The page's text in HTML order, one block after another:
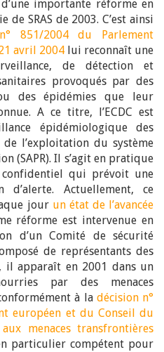
importante réforme en
de SRAS de 2003. C’est ainsi
851/2004 du Parlement
avril 2004 lui reconnaît une
de détection et
provoqués par des
des épidémies que leur
A ce titre, l’ECDC est
épidémiologique des
l’exploitation du système
(SAPR). Il s’agit en pratique
qui prévoit une
Actuellement, ce
jour un état de l’avancée
réforme est intervenue en
d’un Comité de sécurité
de représentants des
il apparaît en 2001 dans un
par des menaces
à la décision n°
européen et du Conseil du
menaces transfrontières
particulier compétent pour